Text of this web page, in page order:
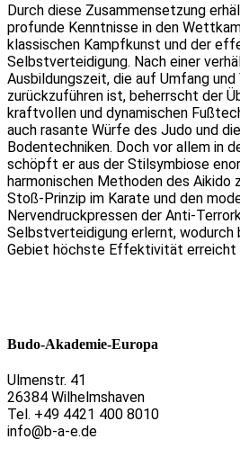
Durch diese Zusammensetzung
profunde Kenntnisse in den
klassischen Kampfkunst und der
Selbstverteidigung. Nach einer
Ausbildungszeit, die auf Umfang
zurückzuführen ist, beherrscht der
kraftvollen und dynamischen
auch rasante Würfe des Judo und
Bodentechniken. Doch vor allem in
schöpft er aus der Stilsymbiose
harmonischen Methoden des Aikido
Stoß-Prinzip im Karate und den
Nervendruckpressen der Anti-
Selbstverteidigung erlernt, wodurch
Gebiet höchste Effektivität erreicht
Budo-Akademie-Europa
Ulmenstr. 41
26384 Wilhelmshaven
Tel. +49 4421 400 8010
info@b-a-e.de